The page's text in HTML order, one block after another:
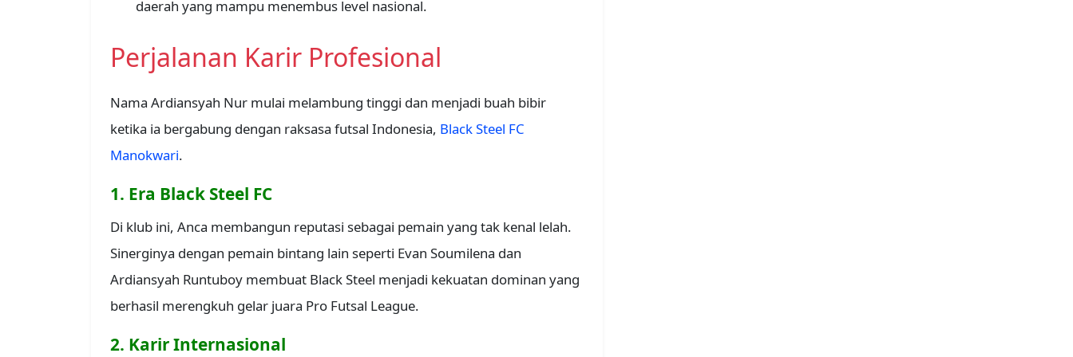
daerah yang mampu menembus level nasional.
Perjalanan Karir Profesional
Nama Ardiansyah Nur mulai melambung tinggi dan menjadi buah bibir
ketika ia bergabung dengan raksasa futsal Indonesia, Black Steel FC
Manokwari.
1. Era Black Steel FC
Di klub ini, Anca membangun reputasi sebagai pemain yang tak kenal lelah.
Sinerginya dengan pemain bintang lain seperti Evan Soumilena dan
Ardiansyah Runtuboy membuat Black Steel menjadi kekuatan dominan yang
berhasil merengkuh gelar juara Pro Futsal League.
2. Karir Internasional